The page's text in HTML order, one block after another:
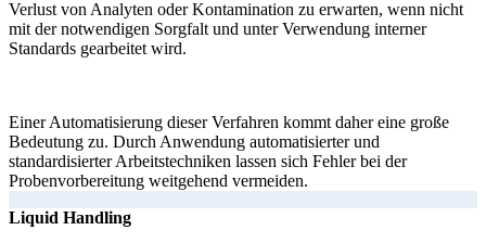
Verlust von Analyten oder Kontamination zu erwarten, wenn nicht
mit der notwendigen Sorgfalt und unter Verwendung interner
Standards gearbeitet wird.
Einer Automatisierung dieser Verfahren kommt daher eine große
Bedeutung zu. Durch Anwendung automatisierter und
standardisierter Arbeitstechniken lassen sich Fehler bei der
Probenvorbereitung weitgehend vermeiden.
Liquid Handling